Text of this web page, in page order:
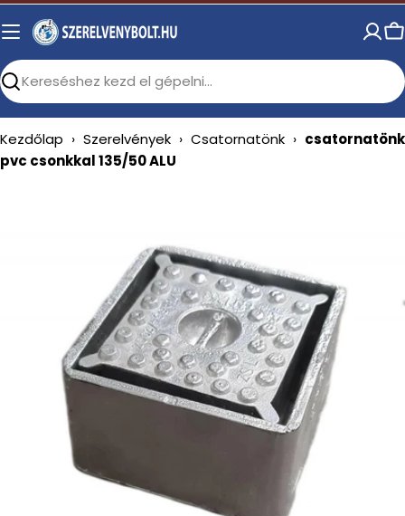
Skip
to
Search
Kezdőlap › Szerelvények › Csatornatönk › csatornatönk
pvc csonkkal 135/50 ALU
media 0 in modal